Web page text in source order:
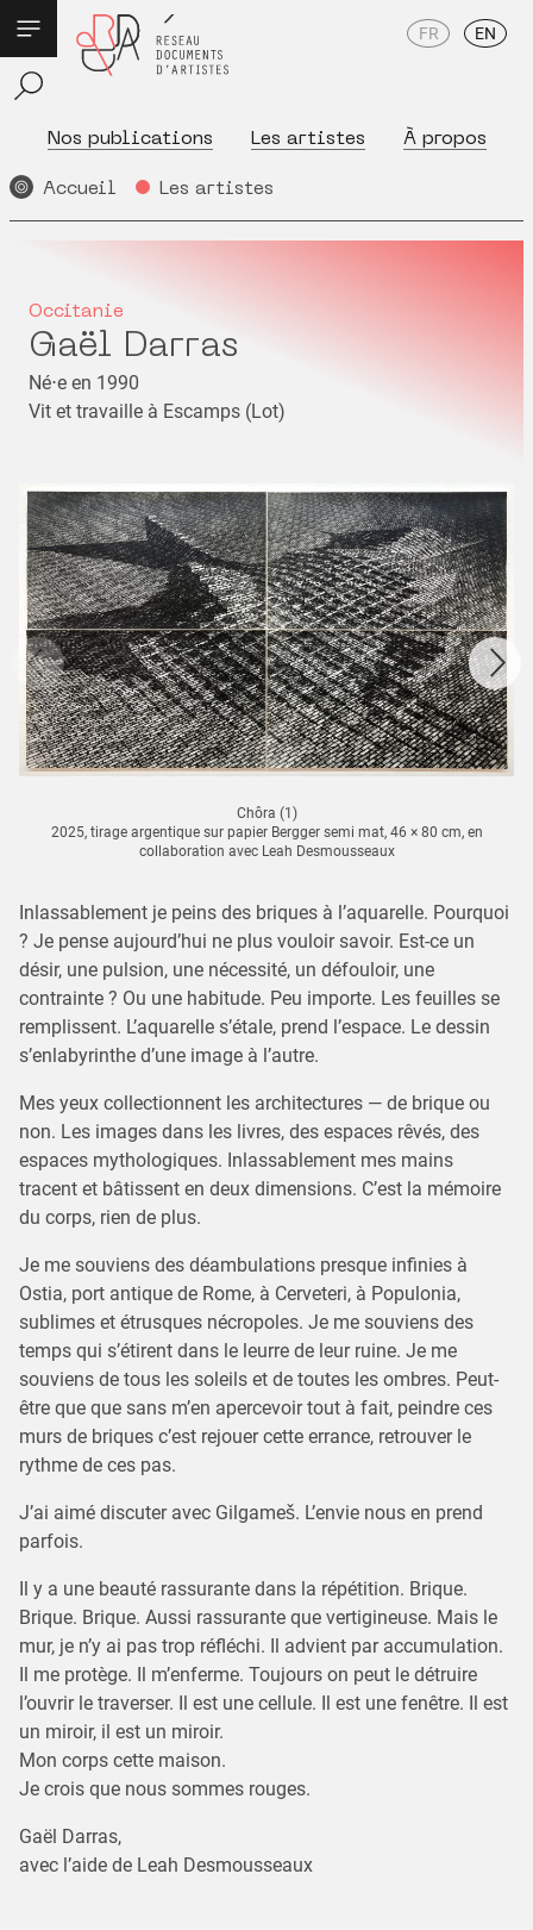
Nos publications Les artistes À propos
FR EN
Accueil Les artistes
Occitanie
Gaël Darras
Né⋅e en 1990
Vit et travaille à Escamps (Lot)
Chôra (1)
2025, tirage argentique sur papier Bergger semi mat, 46 × 80 cm, en
collaboration avec Leah Desmousseaux
Inlassablement je peins des briques à l’aquarelle. Pourquoi
? Je pense aujourd’hui ne plus vouloir savoir. Est-ce un
désir, une pulsion, une nécessité, un défouloir, une
contrainte ? Ou une habitude. Peu importe. Les feuilles se
remplissent. L’aquarelle s’étale, prend l’espace. Le dessin
s’enlabyrinthe d’une image à l’autre.
Mes yeux collectionnent les architectures — de brique ou
non. Les images dans les livres, des espaces rêvés, des
espaces mythologiques. Inlassablement mes mains
tracent et bâtissent en deux dimensions. C’est la mémoire
du corps, rien de plus.
Je me souviens des déambulations presque infinies à
Ostia, port antique de Rome, à Cerveteri, à Populonia,
sublimes et étrusques nécropoles. Je me souviens des
temps qui s’étirent dans le leurre de leur ruine. Je me
souviens de tous les soleils et de toutes les ombres. Peut-
être que que sans m’en apercevoir tout à fait, peindre ces
murs de briques c’est rejouer cette errance, retrouver le
rythme de ces pas.
J’ai aimé discuter avec Gilgameš. L’envie nous en prend
parfois.
Il y a une beauté rassurante dans la répétition. Brique.
Brique. Brique. Aussi rassurante que vertigineuse. Mais le
mur, je n’y ai pas trop réfléchi. Il advient par accumulation.
Il me protège. Il m’enferme. Toujours on peut le détruire
l’ouvrir le traverser. Il est une cellule. Il est une fenêtre. Il est
un miroir, il est un miroir.
Mon corps cette maison.
Je crois que nous sommes rouges.
Gaël Darras,
avec l’aide de Leah Desmousseaux